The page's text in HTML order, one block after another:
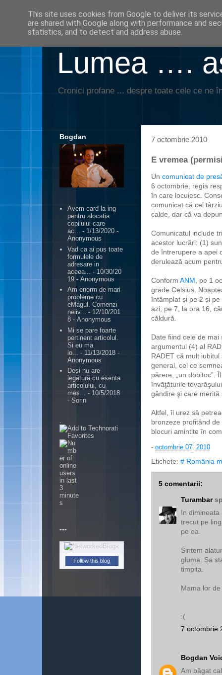
Lumea ….
Cronici profane ... despre toate cele ce ne
7 octombrie 2010
E vremea
Un comunicat de
6 octombrie, regia
în care locuiesc.
comunicat că cel
calde, dar că va
Comunicatul include
acestor lucrări: (1)
de întrerupere a apei
derulează acum
Conform ANM , pe 1
grade Celsius.
întâmplat și pe 2 și
azi, pe 7, la ora 16,
căldură.
Date fiind cele de
argumentul (4) al
RADET că mult
general, cel ce
părere, „un dobitoc”.
învăţăturile
gândire şi care merită
Altfel, îi urez să
bronzeze profitând
blocuri amintite în
- octombrie 07, 2010
Etichete: # România
5 comentarii:
Turambar
In dimineata
trecut pe
pe ea.
Sintem
gluma. Sa
timpita.
Mama lor
:(
7 octombrie
Bogdan
Am băgat
Bogdan
Avem card la ing
pentru alocatia
copilului care
ac... - 1/13/2020 -
Anonymous
Vad ca ai pus toate
formulele de
adresare in
aceea...
- 10/30/20
19 - Anonymous
Am enorm de mari
probleme cu
eMagul. Comenzi
neliv... - 12/10/201
8 - Anonymous
Mi se pare foarte
pertinent articolul.
Si eu ma
lo...
- 11/13/2018 -
Anonymous
Deși nu are
legătură cu esența
articolului, cu
mes... - 10/5/2018
- Sorin
---
Follow this blog
This site uses cookies from Google to deliver its
are shared with Google along with performance and
statistics, and to detect and address abuse.